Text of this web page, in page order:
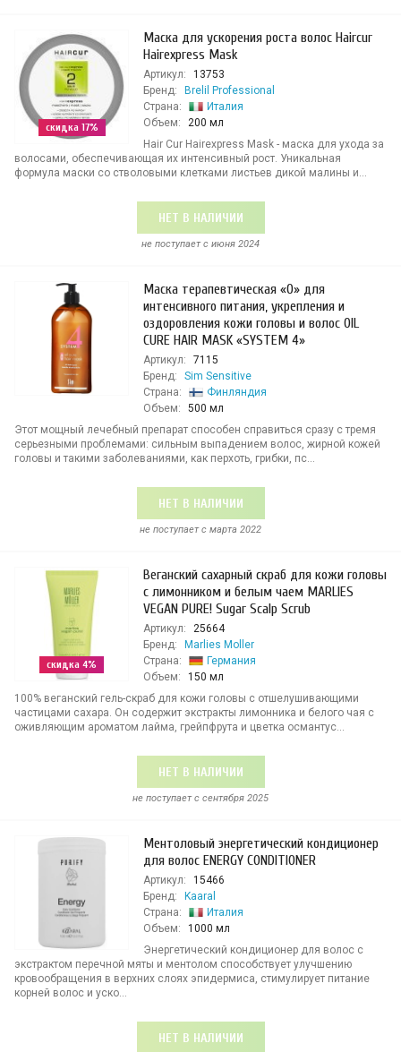
скидка 17%
Маска для ускорения роста волос Haircur
Hairexpress Mask
Артикул:
13753
Бренд:
Brelil Professional
Страна:
Италия
Объем:
200 мл
Hair Cur Hairexpress Mask - маска для ухода за
волосами, обеспечивающая их интенсивный рост. Уникальная
формула маски со стволовыми клетками листьев дикой малины и...
НЕТ В НАЛИЧИИ
не поступает c июня 2024
Маска терапевтическая «O» для
интенсивного питания, укрепления и
оздоровления кожи головы и волос OIL
CURE HAIR MASK «SYSTEM 4»
Артикул:
7115
Бренд:
Sim Sensitive
Страна:
Финляндия
Объем:
500 мл
Этот мощный лечебный препарат способен справиться сразу с тремя
серьезными проблемами: сильным выпадением волос, жирной кожей
головы и такими заболеваниями, как перхоть, грибки, пс...
НЕТ В НАЛИЧИИ
не поступает c марта 2022
скидка 4%
Веганский сахарный скраб для кожи головы
с лимонником и белым чаем MARLIES
VEGAN PURE! Sugar Scalp Scrub
Артикул:
25664
Бренд:
Marlies Moller
Страна:
Германия
Объем:
150 мл
100% веганский гель-скраб для кожи головы с отшелушивающими
частицами сахара. Он содержит экстракты лимонника и белого чая с
оживляющим ароматом лайма, грейпфрута и цветка османтус...
НЕТ В НАЛИЧИИ
не поступает c сентября 2025
Ментоловый энергетический кондиционер
для волос ENERGY CONDITIONER
Артикул:
15466
Бренд:
Kaaral
Страна:
Италия
Объем:
1000 мл
Энергетический кондиционер для волос с
экстрактом перечной мяты и ментолом способствует улучшению
кровообращения в верхних слоях эпидермиса, стимулирует питание
корней волос и уско...
НЕТ В НАЛИЧИИ